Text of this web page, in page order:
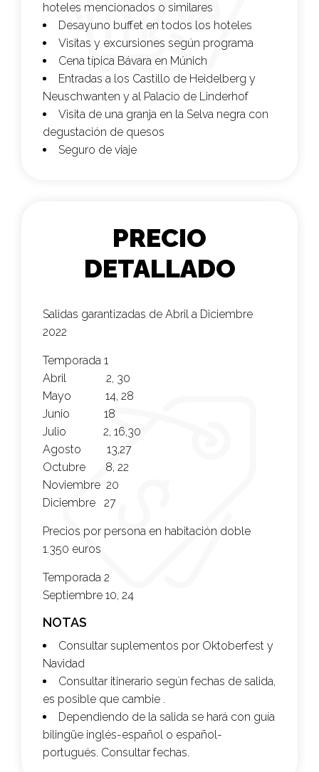
hoteles mencionados o similares
Desayuno buffet en todos los hoteles
Visitas y excursiones según programa
Cena típica Bávara en Múnich
Entradas a los Castillo de Heidelberg y
Neuschwanten y al Palacio de Linderhof
Visita de una granja en la Selva negra con
degustación de quesos
Seguro de viaje
PRECIO
DETALLADO
Salidas garantizadas de Abril a Diciembre
2022
Temporada 1
Abril 2, 30
Mayo 14, 28
Junio 18
Julio 2, 16,30
Agosto 13,27
Octubre 8, 22
Noviembre 20
Diciembre 27
Precios por persona en habitación doble
1.350 euros
Temporada 2
Septiembre 10, 24
NOTAS
Consultar suplementos por Oktoberfest y
Navidad
Consultar itinerario según fechas de salida,
es posible que cambie .
Dependiendo de la salida se hará con guía
bilingüe inglés-español o español-
portugués. Consultar fechas.